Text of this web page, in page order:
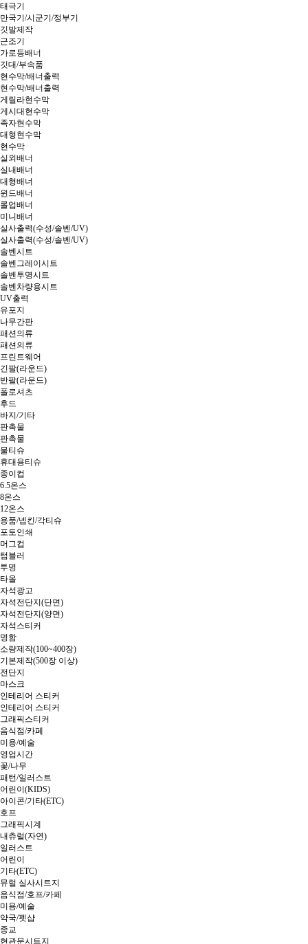
태극기
만국기/시군기/정부기
깃발제작
근조기
가로등배너
깃대/부속품
현수막/배너출력
현수막/배너출력
게릴라현수막
게시대현수막
족자현수막
대형현수막
현수막
실외배너
실내배너
대형배너
윈드배너
롤업배너
미니배너
실사출력(수성/솔벤/UV)
실사출력(수성/솔벤/UV)
솔벤시트
솔벤그레이시트
솔벤투명시트
솔벤차량용시트
UV출력
유포지
나무간판
패션의류
패션의류
프린트웨어
긴팔(라운드)
반팔(라운드)
폴로셔츠
후드
바지/기타
판촉물
판촉물
물티슈
휴대용티슈
종이컵
6.5온스
8온스
12온스
용품/넵킨/각티슈
포토인쇄
머그컵
텀블러
투명
타올
자석광고
자석전단지(단면)
자석전단지(양면)
자석스티커
명함
소량제작(100~400장)
기본제작(500장 이상)
전단지
마스크
인테리어 스티커
인테리어 스티커
그래픽스티커
음식점/카페
미용/예술
영업시간
꽃/나무
패턴/일러스트
어린이(KIDS)
아이콘/기타(ETC)
호프
그래픽시계
내츄럴(자연)
일러스트
어린이
기타(ETC)
뮤럴 실사시트지
음식점/호프/카페
미용/예술
약국/펫샵
종교
현관문시트지